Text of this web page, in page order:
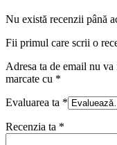
Nu există recenzii până
Fii primul care scrii o
Adresa ta de email nu
marcate cu *
Evaluarea ta *
Recenzia ta *